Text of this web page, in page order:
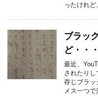
ったけれ
ブラッ
ど・・・
最近、
されたり
存じブラッ
メス一つ